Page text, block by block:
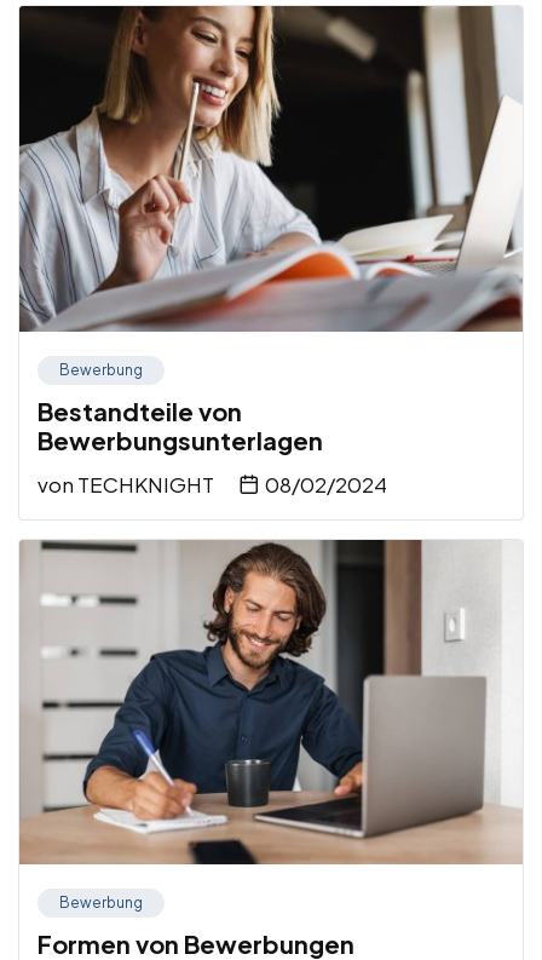
Bewerbung
Bestandteile von
Bewerbungsunterlagen
von TECHKNIGHT 08/02/2024
Bewerbung
Formen von Bewerbungen